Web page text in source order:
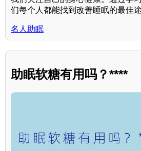
们每个人都能找到改善睡眠的最佳途
名人助眠
助眠软糖有用吗？****